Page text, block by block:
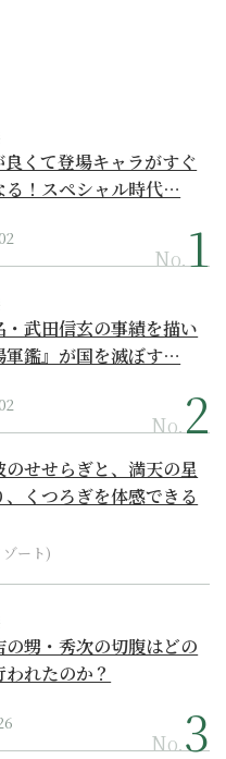
良くて登場キャラがすぐ
る！スペシャル時代…
No.
・武田信玄の事績を描い
軍鑑』が国を滅ぼす…
No.
のせせらぎと、満天の星
、くつろぎを体感できる
ート)
の甥・秀次の切腹はどの
われたのか？
No.